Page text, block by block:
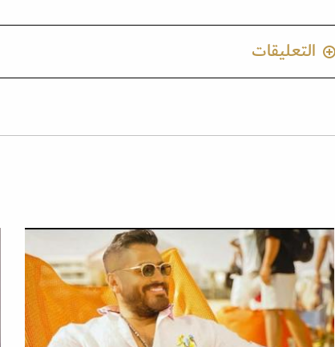
التعليقات